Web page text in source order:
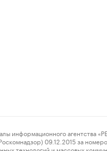
агентства
09.12.2015 за